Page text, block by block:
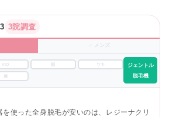
3院調査
♂ メンズ
VIO ワキ
ジェントル
脱毛機
使った全身脱毛が安いのは、レジーナクリ